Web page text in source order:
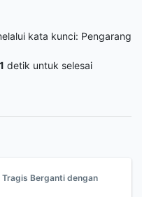
kata kunci: Pengarang
detik untuk selesai
Tragis Berganti dengan